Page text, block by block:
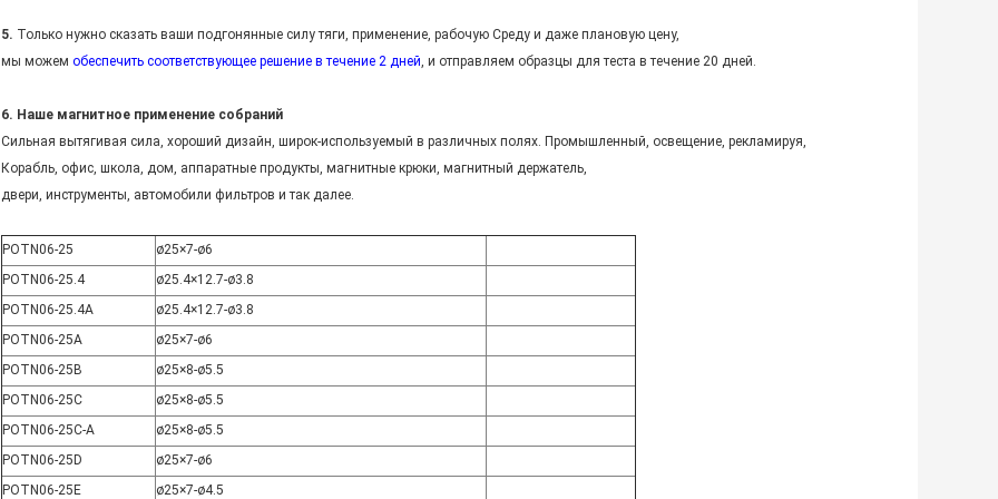
5. Только нужно сказать ваши подгонянные силу тяги, применение, рабочую Среду и даже плановую цену,
мы можем обеспечить соответствующее решение в течение 2 дней, и отправляем образцы для теста в течение 20 дней.
6. Наше магнитное применение собраний
Сильная вытягивая сила, хороший дизайн, широк-используемый в различных полях. Промышленный, освещение, рекламируя,
Корабль, офис, школа, дом, аппаратные продукты, магнитные крюки, магнитный держатель,
двери, инструменты, автомобили фильтров и так далее.
POTN06-25
ø25×7-ø6
POTN06-25.4
ø25.4×12.7-ø3.8
POTN06-25.4A
ø25.4×12.7-ø3.8
POTN06-25A
ø25×7-ø6
POTN06-25B
ø25×8-ø5.5
POTN06-25C
ø25×8-ø5.5
POTN06-25C-A
ø25×8-ø5.5
POTN06-25D
ø25×7-ø6
POTN06-25E
ø25×7-ø4.5